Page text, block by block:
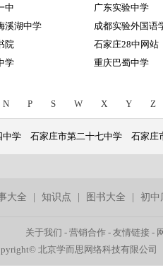
中
广东实验中学
溪湖中学
成都实验外国语
院
石家庄28中网站
学 重庆巴蜀中学
N P S W X Y Z
中学 石家庄市第二十七中学 石家庄
大全 |知识点 图书大全 |初中
关于我们 -营销合作 -友情链接 -
北京学而思网络科技有限公司